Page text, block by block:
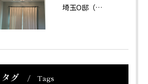
埼玉O邸（戸建て）
タグ Tags